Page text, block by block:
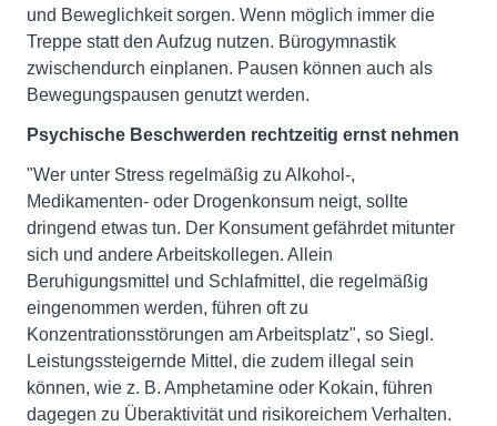
und Beweglichkeit sorgen. Wenn möglich immer die
Treppe statt den Aufzug nutzen. Bürogymnastik
zwischendurch einplanen. Pausen können auch als
Bewegungspausen genutzt werden.
Psychische Beschwerden rechtzeitig ernst nehmen
"Wer unter Stress regelmäßig zu Alkohol-,
Medikamenten- oder Drogenkonsum neigt, sollte
dringend etwas tun. Der Konsument gefährdet mitunter
sich und andere Arbeitskollegen. Allein
Beruhigungsmittel und Schlafmittel, die regelmäßig
eingenommen werden, führen oft zu
Konzentrationsstörungen am Arbeitsplatz", so Siegl.
Leistungssteigernde Mittel, die zudem illegal sein
können, wie z. B. Amphetamine oder Kokain, führen
dagegen zu Überaktivität und risikoreichem Verhalten.